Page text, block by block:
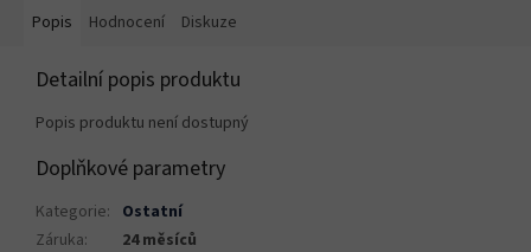
Popis Hodnocení Diskuze
Detailní popis produktu
Popis produktu není dostupný
Doplňkové parametry
Kategorie: Ostatní
Záruka: 24 měsíců